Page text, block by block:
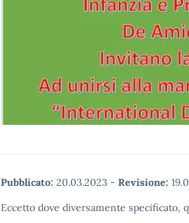
Pubblicato: 20.03.2023 - Revisione:
Eccetto dove diversamente specificato,